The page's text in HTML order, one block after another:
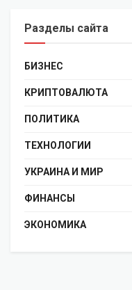
Разделы сайта
БИЗНЕС
КРИПТОВАЛЮТА
ПОЛИТИКА
ТЕХНОЛОГИИ
УКРАИНА И МИР
ФИНАНСЫ
ЭКОНОМИКА